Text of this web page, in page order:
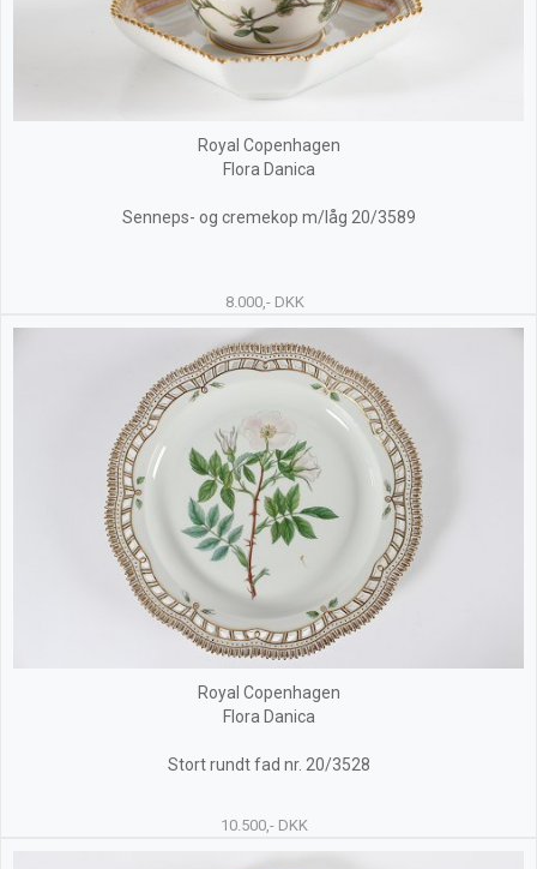
Royal Copenhagen
Flora Danica
Senneps- og cremekop m/låg 20/3589
8.000,- DKK
Royal Copenhagen
Flora Danica
Stort rundt fad nr. 20/3528
10.500,- DKK